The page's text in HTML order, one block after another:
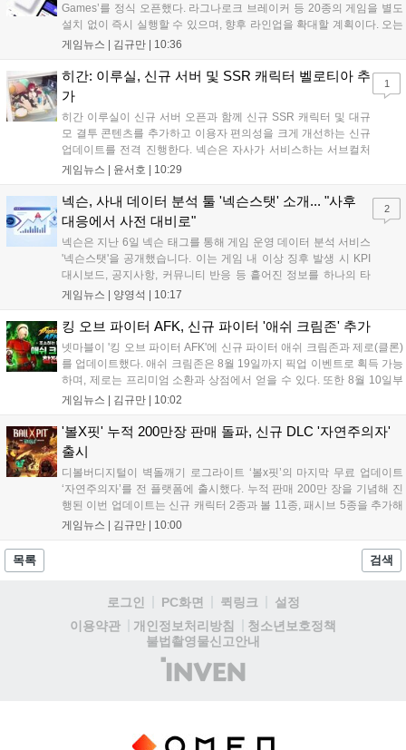
Games’를 정식 오픈했다. 라그나로크 브레이커 등 20종의 게임을 별도
설치 없이 즉시 실행할 수 있으며, 향후 라인업을 확대할 계획이다. 오는
11일부터는 게임 실행 시 할인 쿠폰을 지급하는 오픈 기념 이벤트도 진
있는 환경을 조성해 창작자와 이용자 모두에게 새로운 경험을 제공할 것
으로 기대된다....
게임뉴스 | 김규만 | 10:36
히간: 이루실, 신규 서버 및 SSR 캐릭터 벨로티아 추
가
히간 이루실이 신규 서버 오픈과 함께 신규 SSR 캐릭터 및 대규
모 결투 콘텐츠를 추가하고 이용자 편의성을 크게 개선하는 신규
업데이트를 전격 진행한다. 넥슨은 자사가 서비스하는 서브컬처
게임 히간 이루실에 신규 서버 'world3'을 개설하고 신규 캐릭터
이번 업데이트를 통해 어둠 속 서큐버스...
게임뉴스 | 윤서호 | 10:29
1
넥슨, 사내 데이터 분석 툴 '넥슨스탯' 소개... "사후
대응에서 사전 대비로"
넥슨은 지난 6일 넥슨 태그를 통해 게임 운영 데이터 분석 서비스
'넥슨스탯'을 공개했습니다. 이는 게임 내 이상 징후 발생 시 KPI
대시보드, 공지사항, 커뮤니티 반응 등 흩어진 정보를 하나의 타
임라인에 연결해 원인을 빠르게 파악하도록 돕는 관제 허브입니
중심의 운영 방식을 사전 대비 체계로 전환하며 데이터 기반의 효
율적인 의사결정을 지원하고 있습니다....
게임뉴스 | 양영석 | 10:17
2
킹 오브 파이터 AFK, 신규 파이터 '애쉬 크림존' 추가
넷마블이 '킹 오브 파이터 AFK'에 신규 파이터 애쉬 크림존과 제로(클론)
를 업데이트했다. 애쉬 크림존은 8월 19일까지 픽업 이벤트로 획득 가능
하며, 제로는 프리미엄 소환과 상점에서 얻을 수 있다. 또한 8월 10일부
터 14일까지 럭키 엘피 이벤트로 론을, 13일부터 26일까지 트로피칼 아
로 전략적 전투의 재미가 더욱 강화될 것으로 기대된다....
게임뉴스 | 김규만 | 10:02
'볼X핏' 누적 200만장 판매 돌파, 신규 DLC '자연주의자'
출시
디볼버디지털이 벽돌깨기 로그라이트 ‘볼x핏’의 마지막 무료 업데이트
‘자연주의자’를 전 플랫폼에 출시했다. 누적 판매 200만 장을 기념해 진
행된 이번 업데이트는 신규 캐릭터 2종과 볼 11종, 패시브 5종을 추가해
전략적 재미를 높였다. 게임은 PC와 콘솔, 모바일에서 한글판으로 즐길
라고 밝혀 향후 행보에 기대감을 모으고 있다. 상세 정보는 공식 홈페이
게임뉴스 | 김규만 | 10:00
목록 검색
로그인 PC화면 퀵링크
설정
이용약관
개인정보처리방침
청소년보호정책
불법촬영물신고안내
(주)
인